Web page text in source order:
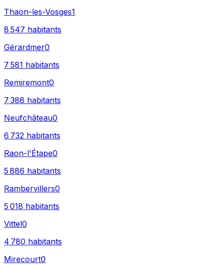
Thaon-les-Vosges1
8 547 habitants
Gérardmer0
7 581 habitants
Remiremont0
7 388 habitants
Neufchâteau0
6 732 habitants
Raon-l'Étape0
5 886 habitants
Rambervillers0
5 018 habitants
Vittel0
4 780 habitants
Mirecourt0